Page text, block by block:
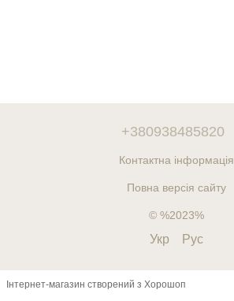
+380938485820
Контактна інформація
Повна версія сайту
© %2023%
Укр Рус
Інтернет-магазин створений з Хорошоп